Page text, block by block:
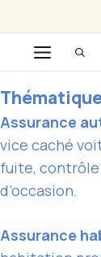
au
contenuMenu
Assurance
vice caché
fuite,
d’occasion.
Assurance